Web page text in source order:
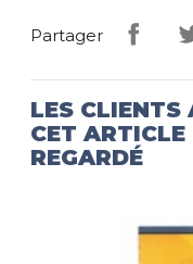
Partager
LES CLIENTS
CET
REGARDÉ